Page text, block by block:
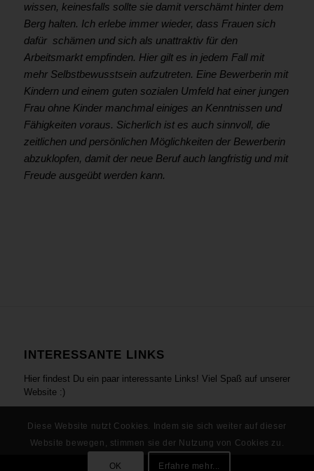
wissen, keinesfalls sollte sie damit verschämt hinter dem
Berg halten. Ich erlebe immer wieder, dass Frauen sich
dafür schämen und sich als unattraktiv für den
Arbeitsmarkt empfinden. Hier gilt es in jedem Fall mit
mehr Selbstbewusstsein aufzutreten. Eine Bewerberin mit
Kindern und einem guten sozialen Umfeld hat einer jungen
Frau ohne Kinder manchmal einiges an Kenntnissen und
Fähigkeiten voraus. Sicherlich ist es auch sinnvoll, die
zeitlichen und persönlichen Möglichkeiten der Bewerberin
abzuklopfen, damit der neue Beruf auch langfristig und mit
Freude ausgeübt werden kann.
INTERESSANTE LINKS
Hier findest Du ein paar interessante Links! Viel Spaß auf unserer
Website :)
Diese Website nutzt Cookies. Indem sie sich weiter auf dieser
Website bewegen, stimmen sie der Nutzung von Cookies zu.
OK Erfahre mehr...